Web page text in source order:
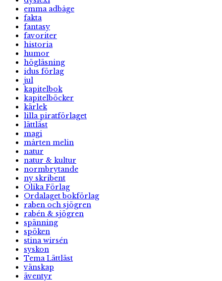
emma adbåge
fakta
fantasy
favoriter
historia
humor
högläsning
idus förlag
jul
kapitelbok
kapitelböcker
kärlek
lilla piratförlaget
lättläst
magi
mårten melin
natur
natur & kultur
normbrytande
ny skribent
Olika Förlag
Ordalaget bokförlag
raben och sjögren
rabén & sjögren
spänning
spöken
stina wirsén
syskon
Tema Lättläst
vänskap
äventyr